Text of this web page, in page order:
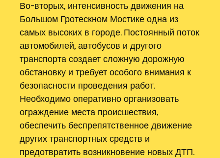
Во-вторых, интенсивность движения на
Большом Гротескном Мостике одна из
самых высоких в городе. Постоянный поток
автомобилей, автобусов и другого
транспорта создает сложную дорожную
обстановку и требует особого внимания к
безопасности проведения работ.
Необходимо оперативно организовать
ограждение места происшествия,
обеспечить беспрепятственное движение
других транспортных средств и
предотвратить возникновение новых ДТП.